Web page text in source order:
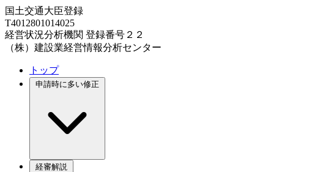
国土交通大臣登録
T4012801014025
経営状況分析機関 登録番号２２
（株）建設業経営情報分析センター
トップ
申請時に多い修正
経審解説